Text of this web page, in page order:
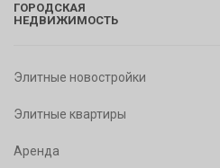
ГОРОДСКАЯ
НЕДВИЖИМОСТЬ
Элитные новостройки
Элитные квартиры
Аренда